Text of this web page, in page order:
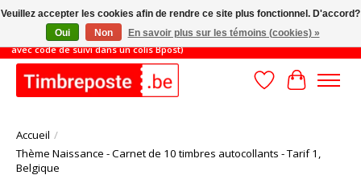
JUSQU'AU 31/8: MONTANT MINIMUM DE COMMANDE 45€ (livraison gratuite
avec code de suivi dans un colis Bpost)
Liste dePanier
Accueil /
Thème Naissance - Carnet de 10 timbres autocollants - Tarif 1,
Belgique
Veuillez accepter les cookies afin de rendre ce site plus fonctionnel. D'accord?
Oui
Non En savoir plus sur les témoins (cookies) »